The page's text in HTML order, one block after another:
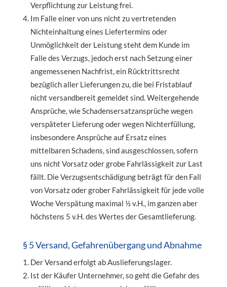
Verpflichtung zur Leistung frei.
Im Falle einer von uns nicht zu vertretenden
Nichteinhaltung eines Liefertermins oder
Unmöglichkeit der Leistung steht dem Kunde im
Falle des Verzugs, jedoch erst nach Setzung einer
angemessenen Nachfrist, ein Rücktrittsrecht
bezüglich aller Lieferungen zu, die bei Fristablauf
nicht versandbereit gemeldet sind. Weitergehende
Ansprüche, wie Schadensersatzansprüche wegen
verspäteter Lieferung oder wegen Nichterfüllung,
insbesondere Ansprüche auf Ersatz eines
mittelbaren Schadens, sind ausgeschlossen, sofern
uns nicht Vorsatz oder grobe Fahrlässigkeit zur Last
fällt. Die Verzugsentschädigung beträgt für den Fall
von Vorsatz oder grober Fahrlässigkeit für jede volle
Woche Verspätung maximal ½ v.H., im ganzen aber
höchstens 5 v.H. des Wertes der Gesamtlieferung.
§ 5 Versand, Gefahrenübergang und Abnahme
Der Versand erfolgt ab Auslieferungslager.
Ist der Käufer Unternehmer, so geht die Gefahr des